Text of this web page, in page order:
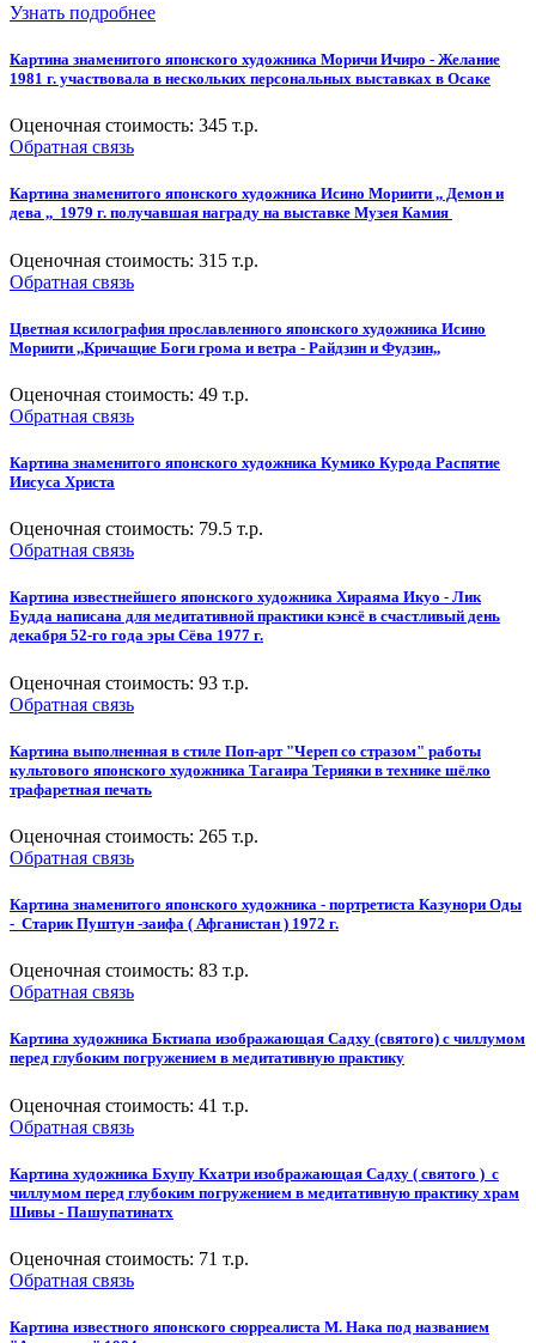
Узнать подробнее
Картина знаменитого японского художника Моричи Ичиро - Желание
1981 г. участвовала в нескольких персональных выставках в Осаке
Оценочная стоимость: 345 т.р.
Обратная связь
Картина знаменитого японского художника Исино Мориити ,, Демон и
дева ,, 1979 г. получавшая награду на выставке Музея Камия
Оценочная стоимость: 315 т.р.
Обратная связь
Цветная ксилография прославленного японского художника Исино
Мориити ,,Кричащие Боги грома и ветра - Райдзин и Фудзин,,
Оценочная стоимость: 49 т.р.
Обратная связь
Картина знаменитого японского художника Кумико Курода Распятие
Иисуса Христа
Оценочная стоимость: 79.5 т.р.
Обратная связь
Картина известнейшего японского художника Хираяма Икуо - Лик
Будда написана для медитативной практики кэнсё в счастливый день
декабря 52-го года эры Сёва 1977 г.
Оценочная стоимость: 93 т.р.
Обратная связь
Картина выполненная в стиле Поп-арт "Череп со стразом" работы
культового японского художника Тагаира Терияки в технике шёлко
трафаретная печать
Оценочная стоимость: 265 т.р.
Обратная связь
Картина знаменитого японского художника - портретиста Казунори Оды
- Старик Пуштун -заифа ( Афганистан ) 1972 г.
Оценочная стоимость: 83 т.р.
Обратная связь
Картина художника Бктиапа изображающая Садху (святого) с чиллумом
перед глубоким погружением в медитативную практику
Оценочная стоимость: 41 т.р.
Обратная связь
Картина художника Бхупу Кхатри изображающая Садху ( святого ) с
чиллумом перед глубоким погружением в медитативную практику храм
Шивы - Пашупатинатх
Оценочная стоимость: 71 т.р.
Обратная связь
Картина известного японского сюрреалиста М. Нака под названием